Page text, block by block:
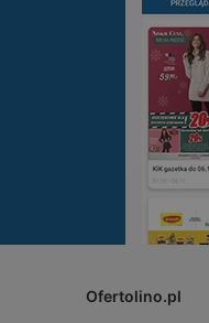
Ofertolino.pl